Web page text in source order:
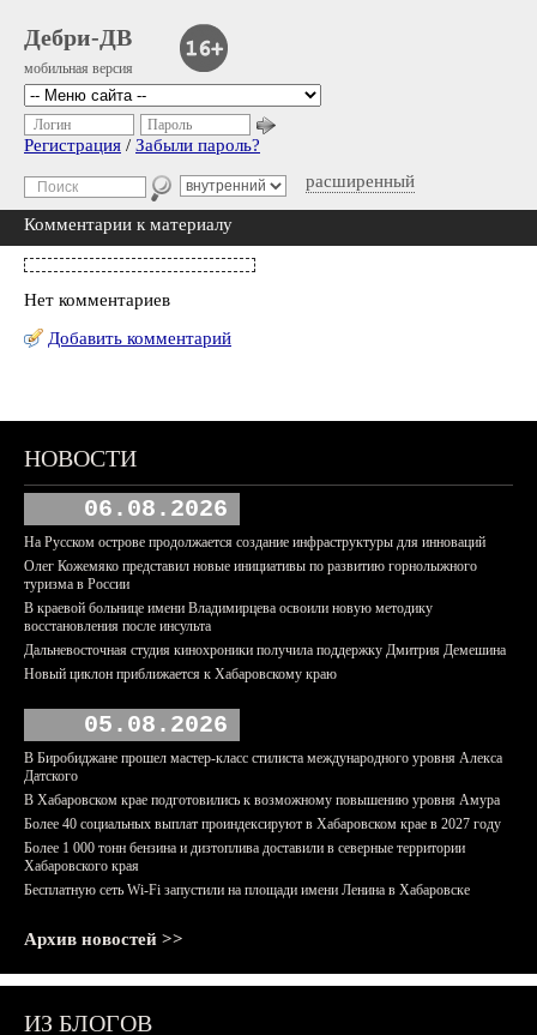
Дебри-ДВ
мобильная версия
расширенный
Логин Пароль
Регистрация / Забыли пароль?
Комментарии к материалу
Нет комментариев
Добавить комментарий
НОВОСТИ
06.08.2026
На Русском острове продолжается создание инфраструктуры для инноваций
Олег Кожемяко представил новые инициативы по развитию горнолыжного
туризма в России
В краевой больнице имени Владимирцева освоили новую методику
восстановления после инсульта
Дальневосточная студия кинохроники получила поддержку Дмитрия Демешина
Новый циклон приближается к Хабаровскому краю
05.08.2026
В Биробиджане прошел мастер-класс стилиста международного уровня Алекса
Датского
В Хабаровском крае подготовились к возможному повышению уровня Амура
Более 40 социальных выплат проиндексируют в Хабаровском крае в 2027 году
Более 1 000 тонн бензина и дизтоплива доставили в северные территории
Хабаровского края
Бесплатную сеть Wi-Fi запустили на площади имени Ленина в Хабаровске
Архив новостей >>
ИЗ БЛОГОВ